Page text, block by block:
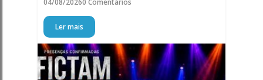
04/08/20260 Comentários
Ler mais